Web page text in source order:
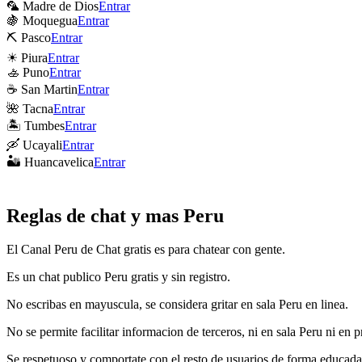
🦜 Madre de DiosEntrar
🍇 MoqueguaEntrar
⛏ PascoEntrar
☀ PiuraEntrar
🚣 PunoEntrar
☕ San MartinEntrar
🌺 TacnaEntrar
🏝 TumbesEntrar
🛶 UcayaliEntrar
🏜 HuancavelicaEntrar
Reglas de chat y mas Peru
El Canal Peru de Chat gratis es para chatear con gente.
Es un chat publico Peru gratis y sin registro.
No escribas en mayuscula, se considera gritar en sala Peru en linea.
No se permite facilitar informacion de terceros, ni en sala Peru ni en